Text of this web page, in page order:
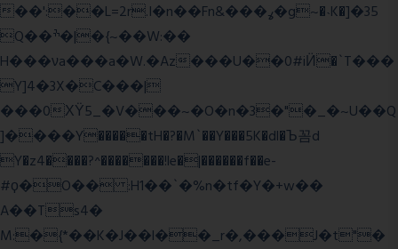
��':��L=2r.I�n��Fn&���ߩ�g~�˴K�]�35
Q��ׯ�|�{~��W:��
H���νa���a�W.�Az���U��0#iӤ�`T���
Y]4�3X�C���|
���0ХΫ5_�V���~�O�n�3�"�_�~U��Q
]����Y�����tH�?�M`��Y���5K�dl�Ъ꼼d
Y�z4����?^�������!le�|������f��e-
#ϙ�O�� :H1��`�%n�tf�Y�+w��
A��Ts4�
M:�{*��K�J��l��_r�,���J�t"�